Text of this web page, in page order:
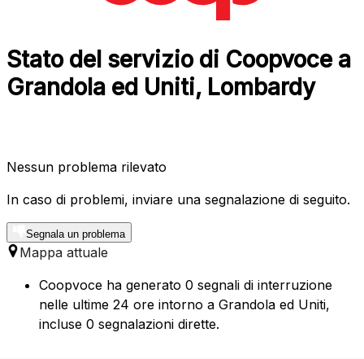
Stato del servizio di Coopvoce a
Grandola ed Uniti, Lombardy
Nessun problema rilevato
In caso di problemi, inviare una segnalazione di seguito.
Segnala un problema
Mappa attuale
Coopvoce ha generato 0 segnali di interruzione
nelle ultime 24 ore intorno a Grandola ed Uniti,
incluse 0 segnalazioni dirette.